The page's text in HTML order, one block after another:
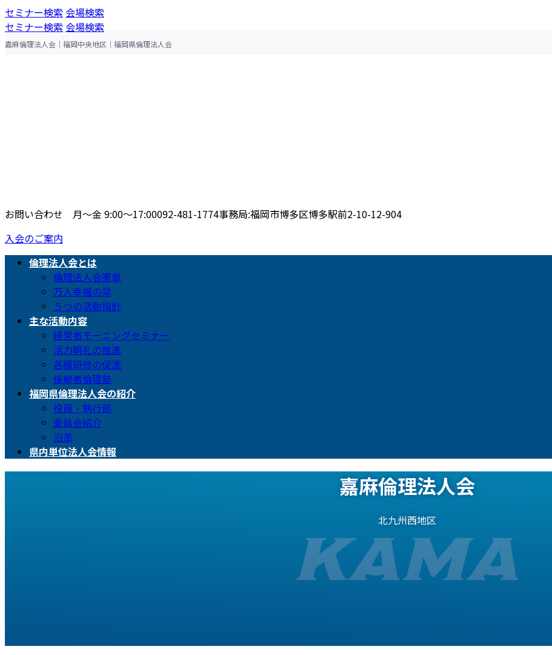
コ
ン
テ
ナ
ビ
ゲ
セミナー検索 会場検索
セミナー検索 会場検索
嘉麻倫理法人会｜福岡中央地区｜福岡県倫理法人会
お問い合わせ 月〜金 9:00〜17:00092-481-1774事務局:福岡市博多区博多駅前2-10-12-904
入会のご案内
倫理法人会とは
倫理法人会憲章
万人幸福の栞
５つの活動指針
主な活動内容
経営者モーニングセミナー
活力朝礼の推進
各種研修の促進
後継者倫理塾
福岡県倫理法人会の紹介
役員・執行部
委員会紹介
沿革
県内単位法人会情報
嘉麻倫理法人会
北九州西地区